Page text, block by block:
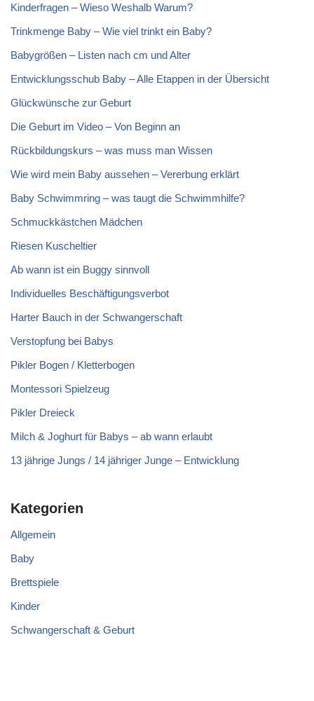
Kinderfragen – Wieso Weshalb Warum?
Trinkmenge Baby – Wie viel trinkt ein Baby?
Babygrößen – Listen nach cm und Alter
Entwicklungsschub Baby – Alle Etappen in der Übersicht
Glückwünsche zur Geburt
Die Geburt im Video – Von Beginn an
Rückbildungskurs – was muss man Wissen
Wie wird mein Baby aussehen – Vererbung erklärt
Baby Schwimmring – was taugt die Schwimmhilfe?
Schmuckkästchen Mädchen
Riesen Kuscheltier
Ab wann ist ein Buggy sinnvoll
Individuelles Beschäftigungsverbot
Harter Bauch in der Schwangerschaft
Verstopfung bei Babys
Pikler Bogen / Kletterbogen
Montessori Spielzeug
Pikler Dreieck
Milch & Joghurt für Babys – ab wann erlaubt
13 jährige Jungs / 14 jähriger Junge – Entwicklung
Kategorien
Allgemein
Baby
Brettspiele
Kinder
Schwangerschaft & Geburt